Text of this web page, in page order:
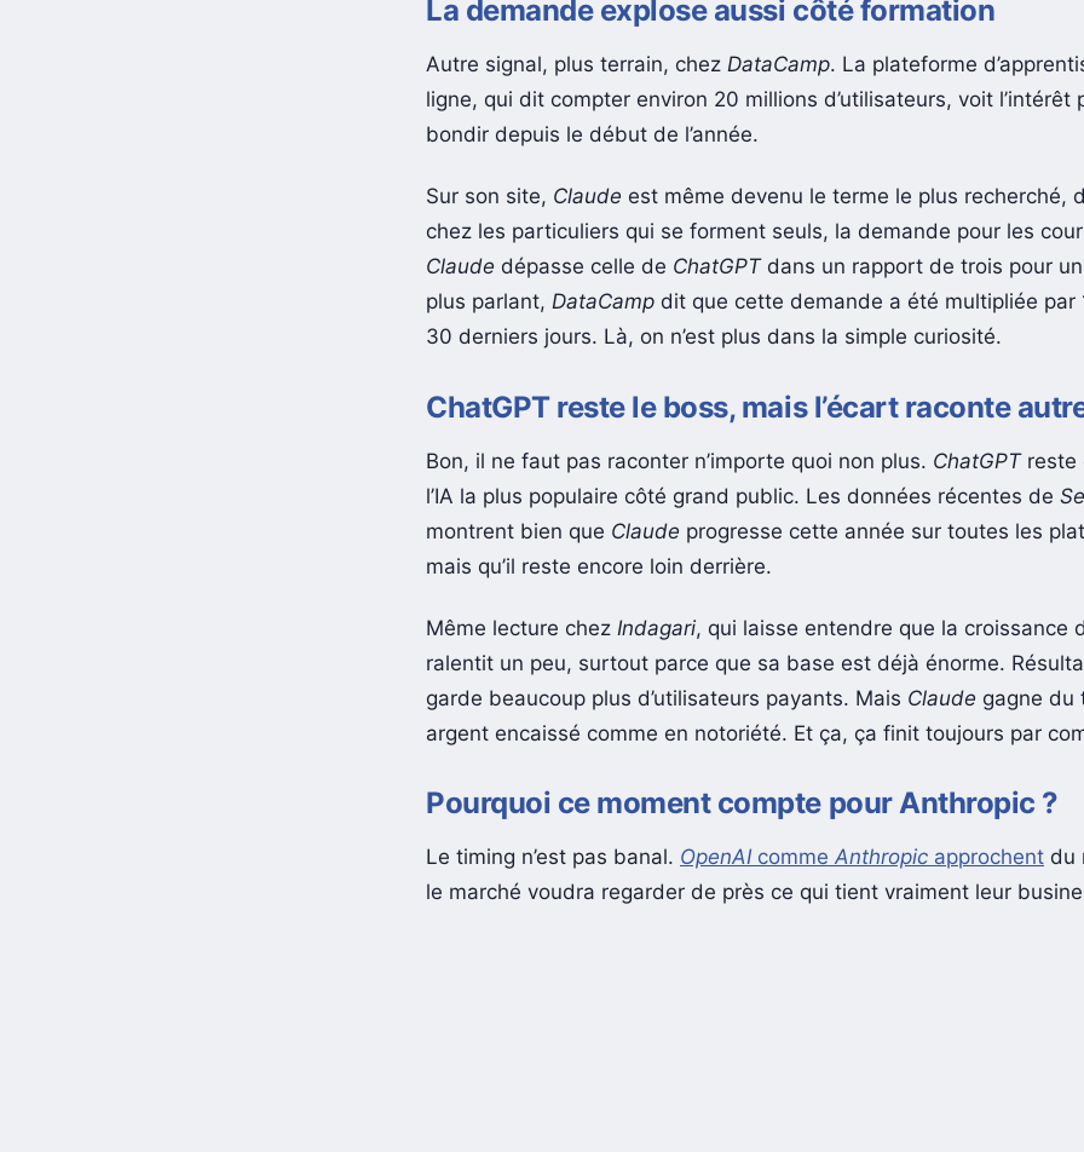
La demande explose aussi côté formation
Autre signal, plus terrain, chez DataCamp. La plateforme
ligne, qui dit compter environ 20 millions d’utilisateurs, voit l’intérêt
bondir depuis le début de l’année.
Sur son site, Claude est même devenu le terme le plus recherché,
chez les particuliers qui se forment seuls, la demande pour les
Claude dépasse celle de ChatGPTdans un rapport de trois pour
plus parlant, DataCamp dit que cette demande a été multipliée par
30 derniers jours. Là, on n’est plus dans la simple curiosité.
ChatGPT reste le boss, mais l’écart raconte
Bon, il ne faut pas raconter n’importe quoi non plus. ChatGPTreste
l’IA la plus populaire côté grand public. Les données récentes de
montrent bien que Claude progresse cette année sur toutes les
mais qu’il reste encore loin derrière.
Même lecture chez Indagari, qui laisse entendre que la croissance
ralentit un peu, surtout parce que sa base est déjà énorme.
garde beaucoup plus d’utilisateurs payants. Mais Claude gagne du
argent encaissé comme en notoriété. Et ça, ça finit toujours par
Pourquoi ce moment compte pour Anthropic ?
Le timing n’est pas banal. OpenAI comme Anthropic approchent du
le marché voudra regarder de près ce qui tient vraiment leur